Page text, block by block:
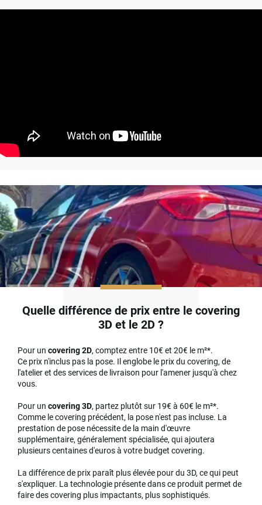
Quelle différence de prix entre le covering
3D et le 2D ?
Pour uncovering 2D, comptez entre 10€ et 20€ le m²*.
Ce prix n'inclus pas la pose. Il englobe le prix du covering, de
l'atelier et des services de livraison pour l'amener jusqu'à chez
vous.
Pour uncovering 3D, partez plutôt sur 19€ à 60€ le m²*.
Comme le covering précédent, la pose n'est pas incluse. La
prestation de pose nécessite de la main d'œuvre
supplémentaire, généralement spécialisée, qui ajoutera
plusieurs centaines d'euros à votre budget covering.
La différence de prix paraît plus élevée pour du 3D, ce qui peut
s'expliquer. La technologie présente dans ce produit permet de
faire des covering plus impactants, plus sophistiqués.